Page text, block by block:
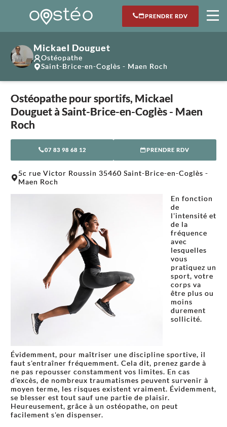
PRENDRE RDV
Mickael Douguet
Ostéopathe
Saint-Brice-en-Coglès - Maen Roch
Ostéopathe pour sportifs, Mickael
Douguet à Saint-Brice-en-Coglès - Maen
Roch
07 83 98 68 12 PRENDRE RDV
+
−
5c rue Victor Roussin 35460 Saint-Brice-en-Coglès -
Maen Roch
En fonction
de
l'intensité et
de la
fréquence
avec
lesquelles
vous
pratiquez un
sport, votre
corps va
être plus ou
moins
durement
sollicité.
Évidemment, pour maîtriser une discipline sportive, il
faut s'entraîner fréquemment. Cela dit, prenez garde à
ne pas repousser constamment vos limites. En cas
d'excès, de nombreux traumatismes peuvent survenir à
moyen terme, les risques existent vraiment. Évidemment,
se blesser est tout sauf une partie de plaisir.
Heureusement, grâce à un ostéopathe, on peut
facilement s'en dispenser.